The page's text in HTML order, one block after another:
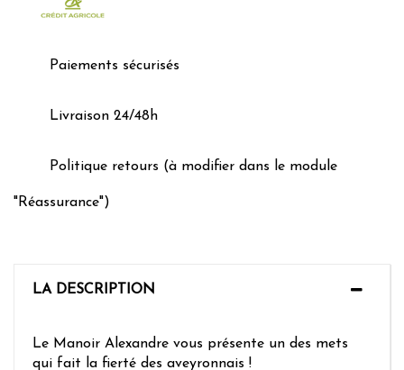
Paiements sécurisés
Livraison 24/48h
Politique retours (à modifier dans le module
"Réassurance")
LA DESCRIPTION
Le Manoir Alexandre vous présente un des mets
qui fait la fierté des aveyronnais !